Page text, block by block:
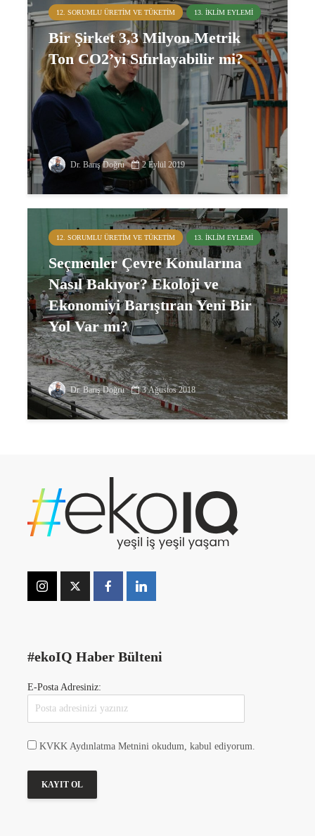
12. SORUMLU ÜRETIM VE TÜKETIM 13. İKLIM EYLEMI
Bir Şirket 3,3 Milyon Metrik
Ton CO2’yi Sıfırlayabilir mi?
Dr. Barış Doğru 2 Eylül 2019
12. SORUMLU ÜRETIM VE TÜKETIM 13. İKLIM EYLEMI
Seçmenler Çevre Konularına
Nasıl Bakıyor? Ekoloji ve
Ekonomiyi Barıştıran Yeni Bir
Yol Var mı?
Dr. Barış Doğru 3 Ağustos 2018
#ekoIQ Haber Bülteni
E-Posta Adresiniz:
KVKK Aydınlatma Metnini okudum, kabul ediyorum.